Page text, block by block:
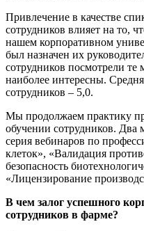
Привлечение в качестве
сотрудников влияет на то,
нашем корпоративном
был назначен их
сотрудников посмотрели
наиболее интересны.
сотрудников – 5,0.
Мы продолжаем практику
обучении сотрудников. Два
серия вебинаров по
клеток», «Валидация
безопасность
«Лицензирование
В чем залог успешного
сотрудников в фарме?